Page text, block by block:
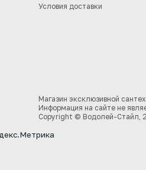
Условия доставки
Магазин эксклюзивной
Информация на сайте не
Copyright © Водолей-Стайл,